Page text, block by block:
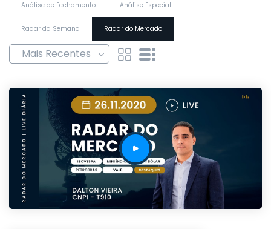
Análise de Fechamento Análise Especial
Radar da Semana Radar do Mercado